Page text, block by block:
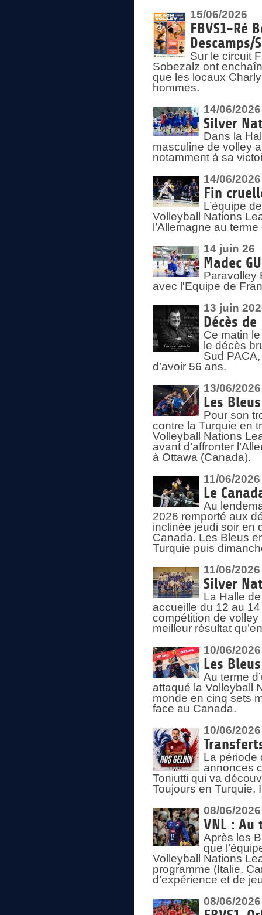
15/06/2026
FBVS1-Ré
Descamps/
Sur le circuit
Sobezalz ont
que les locaux
hommes.
14/06/2026
Silver
Dans la
masculine de volley
notamment à sa
14/06/2026
Fin
L’équipe
Volleyball Nations
l’Allemagne au
14 juin 26
Madec
Paravolley
avec l'Equipe de
13 juin
Décès de
Ce matin
le décès
Sud
d’avoir 56 ans.
13/06/2026
Les
Pour son
contre la Turquie en
Volleyball Nations
avant d’affronter
à Ottawa (Canada).
11/06/2026
Le
Au
2026 remporté aux
inclinée jeudi soir en
Canada. Les Bleus
Turquie puis
11/06/2026
Silver
La Halle
accueille du 12 au
compétition de
meilleur résultat
10/06/2026
Les
Au terme
attaqué la Volleyball
monde en cinq sets
face au Canada.
10/06/2026
La période
annonces
Toniutti qui va
Toujours en Turquie,
08/06/2026
VNL : Au
Après les
que
Volleyball Nations
programme (Italie,
d’expérience et de
08/06/2026